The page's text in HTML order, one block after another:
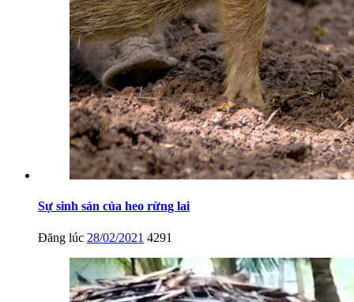
Sự sinh sản của heo rừng lai
Đăng lúc 28/02/2021 4291